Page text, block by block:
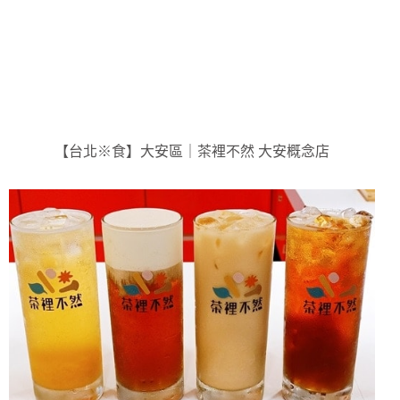
【台北※食】大安區｜茶裡不然 大安概念店